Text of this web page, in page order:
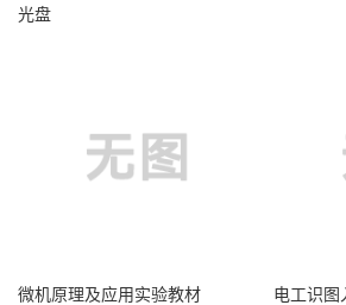
光盘
微机原理及应用实验教材 电工识图